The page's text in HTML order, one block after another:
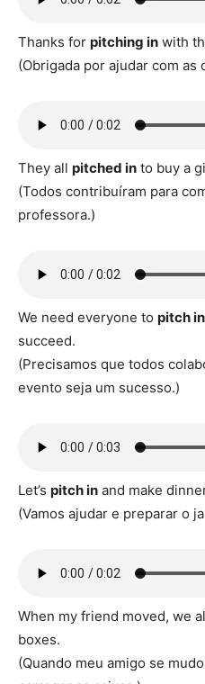
Thanks for pitching in with
(Obrigada por ajudar com as
They all pitched in to buy a
(Todos contribuíram para
professora.)
We need everyone to pitch in
succeed.
(Precisamos que todos
evento seja um sucesso.)
Let’s pitch in and make
(Vamos ajudar e preparar o
When my friend moved, we
boxes.
(Quando meu amigo se